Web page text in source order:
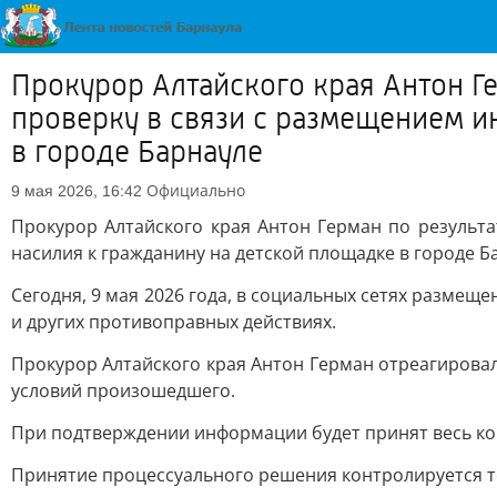
Прокурор Алтайского края Антон
проверку в связи с размещением
в городе Барнауле
9 мая 2026, 16:42 Официально
Прокурор Алтайского края Антон Герман по
насилия к гражданину на детской площадке в городе
Сегодня, 9 мая 2026 года, в социальных сетях
и других противоправных действиях.
Прокурор Алтайского края Антон Герман
условий произошедшего.
При подтверждении информации будет принят весь
Принятие процессуального решения контролируется